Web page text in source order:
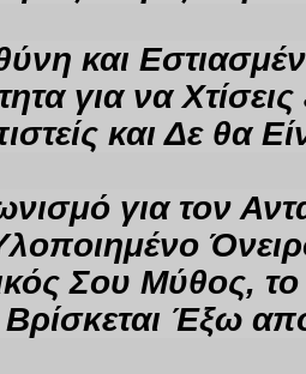
και
για να
και Δε θα
για τον
Σου Μύθος,
Βρίσκεται Έξω